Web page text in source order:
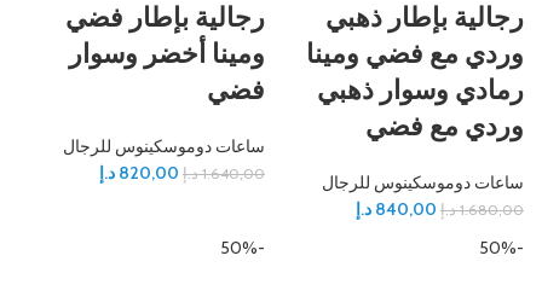
رجالية بإطار ذهبي
وردي مع فضي ومينا
رمادي وسوار ذهبي
وردي مع فضي
ساعات دوموسكينوس للرجال
1.680,00 د.إ 840,00 د.إ
رجالية بإطار فضي
ومينا أخضر وسوار
فضي
ساعات دوموسكينوس للرجال
1.640,00 د.إ 820,00 د.إ
-50%
-50%